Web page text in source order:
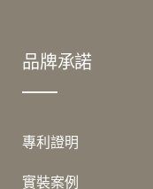
品牌承諾
專利證明
實裝案例